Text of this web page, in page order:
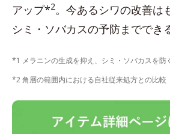
アップ*2。今あるシワの改善は
シミ・ソバカスの予防まででき
*1 メラニンの生成を抑え、シミ・ソバカスを防
*2 角層の範囲内における自社従来処方との比較